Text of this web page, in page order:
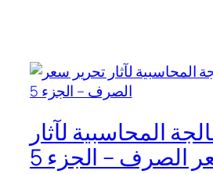
المحاسبية لآثار
الصرف – الجزء 5